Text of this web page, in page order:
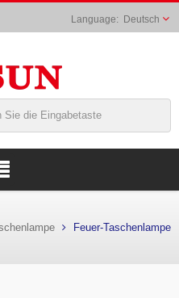
Deutsch
Feuer-Taschenlampe